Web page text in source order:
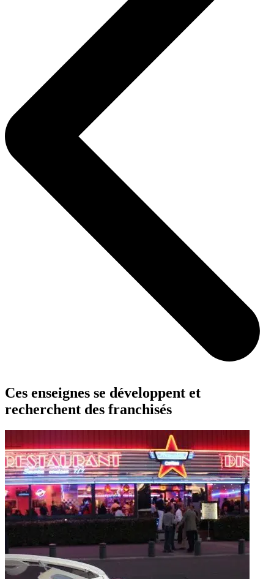
Ces enseignes se développent et
recherchent des franchisés